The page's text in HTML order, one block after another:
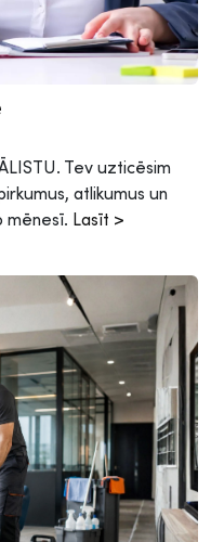
Tev uzticēsim
atlikumus un
mēnesī. Lasīt >